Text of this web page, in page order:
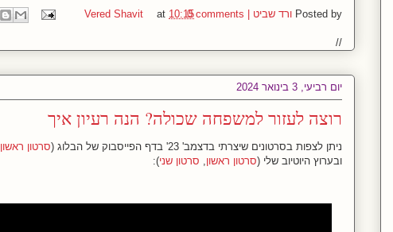
Posted by ורד שביט | Vered Shavit at 10:150 comments
//
יום רביעי, 3 בינואר 2024
רוצה לעזור למשפחה שכולה? הנה רעיון איך
ניתן לצפות בסרטונים שיצרתי בדצמב' 23' בדף הפייסבוק של הבלוג ( סרטון ראשון
ובערוץ היוטיוב שלי (סרטון ראשון, סרטון שני):